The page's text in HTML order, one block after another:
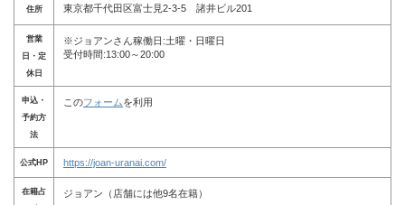
住所 東京都千代田区富士見2-3-5 諸井ビル201
営業
日・定
休日
※ジョアンさん稼働日:土曜・日曜日
受付時間:13:00～20:00
申込・
予約方
法
このフォームを利用
公式HP https://joan-uranai.com/
在籍占
ジョアン（店舗には他9名在籍）